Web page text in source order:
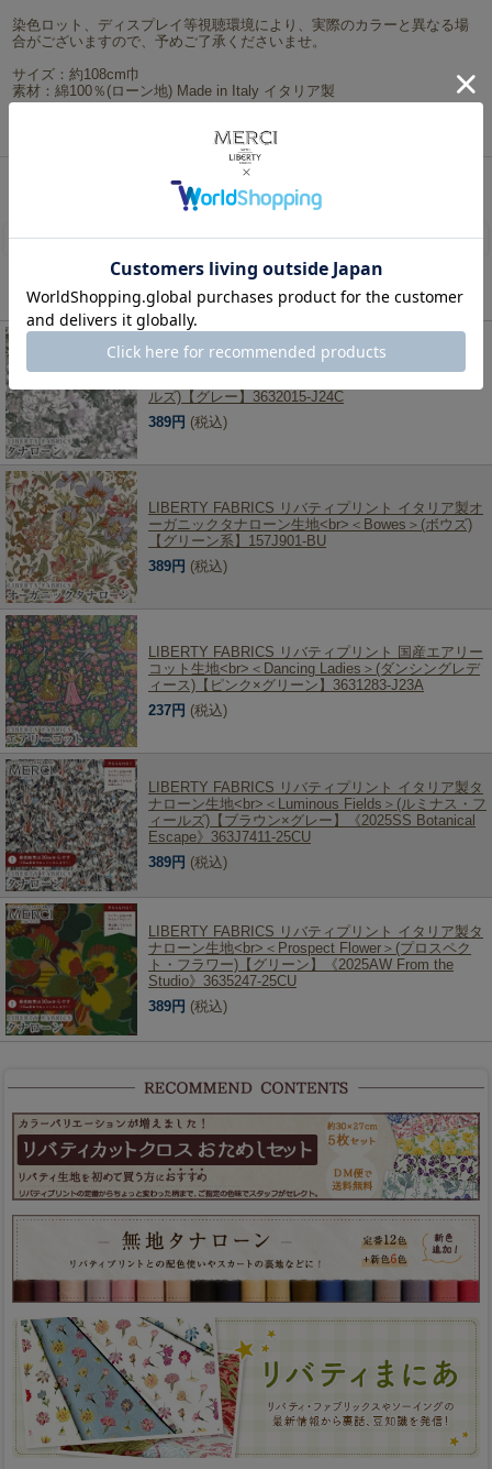
染色ロット、ディスプレイ等視聴環境により、実際のカラーと異なる場
合がございますので、予めご了承くださいませ。
サイズ：約108cm巾
素材：綿100％(ローン地) Made in Italy イタリア製
リバティ・ファブリックス、生地の通販メルシー
> LIBERTY FABRICS リバティプリント イタリア製オーガニックタナロー
ン生地＜Ottilia＞(オッタリア)【ミントグリーン×ピンク】157J74908-25CU
レビューを書く
この商品を見た人は、こちらの商品もチェックしています！
LIBERTY FABRICS リバティプリント 国産タナロー
ルズ)【グレー】3632015-J24C
389円 (税込)
LIBERTY FABRICS リバティプリント イタリア製オ
ーガニックタナローン生地<br>＜Bowes＞(ボウズ)
【グリーン系】157J901-BU
389円 (税込)
LIBERTY FABRICS リバティプリント 国産エアリー
コット生地<br>＜Dancing Ladies＞(ダンシングレデ
ィース)【ピンク×グリーン】3631283-J23A
237円 (税込)
LIBERTY FABRICS リバティプリント イタリア製タ
ナローン生地<br>＜Luminous Fields＞(ルミナス・フ
ィールズ)【ブラウン×グレー】《2025SS Botanical
Escape》363J7411-25CU
389円 (税込)
LIBERTY FABRICS リバティプリント イタリア製タ
ナローン生地<br>＜Prospect Flower＞(プロスペク
ト・フラワー)【グリーン】《2025AW From the
Studio》3635247-25CU
389円 (税込)